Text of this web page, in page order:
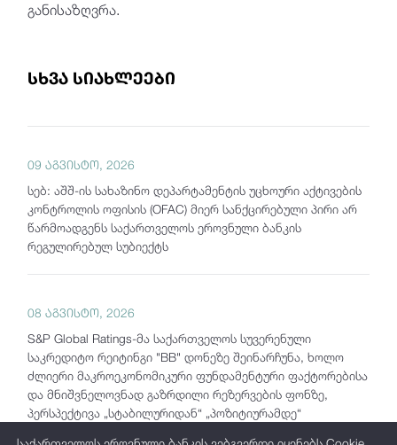
განისაზღვრა.
სხვა სიახლეები
09 აგვისტო, 2026
სებ: აშშ-ის სახაზინო დეპარტამენტის უცხოური აქტივების
კონტროლის ოფისის (OFAC) მიერ სანქცირებული პირი არ
წარმოადგენს საქართველოს ეროვნული ბანკის
რეგულირებულ სუბიექტს
08 აგვისტო, 2026
S&P Global Ratings-მა საქართველოს სუვერენული
საკრედიტო რეიტინგი "BB" დონეზე შეინარჩუნა, ხოლო
ძლიერი მაკროეკონომიკური ფუნდამენტური ფაქტორებისა
და მნიშვნელოვნად გაზრდილი რეზერვების ფონზე,
პერსპექტივა „სტაბილურიდან“ „პოზიტიურამდე“